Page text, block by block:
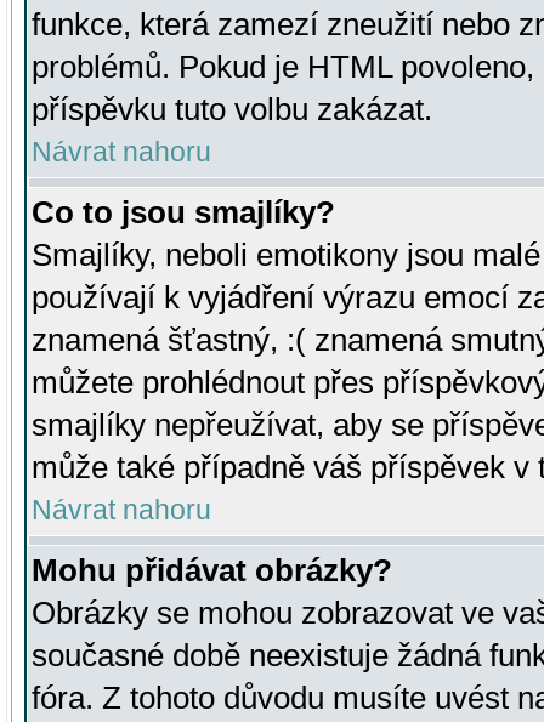
funkce, která zamezí zneužití nebo
problémů. Pokud je HTML
příspěvku tuto volbu zakázat.
Návrat nahoru
Co to jsou smajlíky?
Smajlíky, neboli emotikony jsou
používají k vyjádření výrazu emocí
znamená šťastný, :( znamená
můžete prohlédnout přes
smajlíky nepřeužívat, aby se
může také případně váš příspěvek v
Návrat nahoru
Mohu přidávat obrázky?
Obrázky se mohou zobrazovat ve
současné době neexistuje žádná
fóra. Z tohoto důvodu musíte uvést